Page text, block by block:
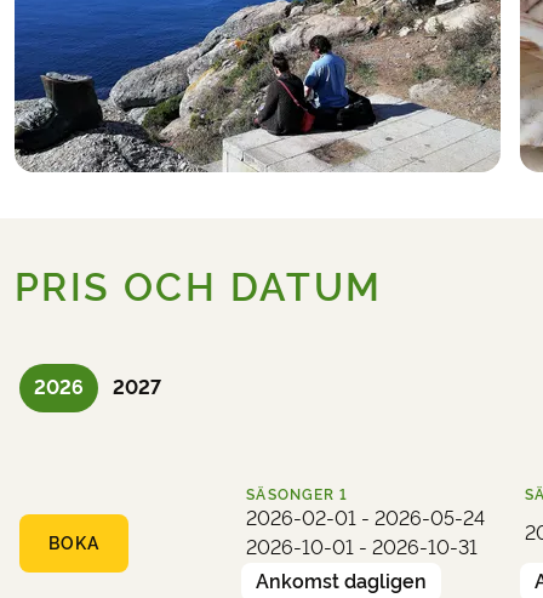
PRIS OCH DATUM
2026 2027
BOKA
SÄSONGER 1
2026-02-01 - 2026-05-24
2026-10-01 - 2026-10-31
Ankomst dagligen